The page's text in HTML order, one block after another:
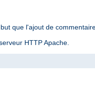
que l'ajout de
HTTP Apache.